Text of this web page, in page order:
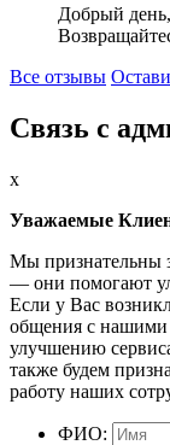
Добрый
Все отзывы
Связь с
x
Уважаемые
Мы признательны
— они помогают
Если у Вас
общения с нашими
улучшению
также будем
работу наших
ФИО: